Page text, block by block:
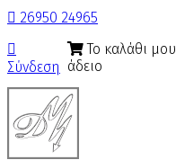
 26950 24965

Σύνδεση
Το καλάθι μου
άδειο